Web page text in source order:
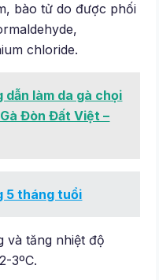
bào tử do được phối
chloride.
dẫn làm da gà chọi
Đòn Đất Việt –
5 tháng tuổi
và tăng nhiệt độ
3ºC.